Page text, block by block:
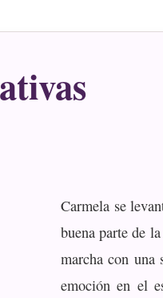
Carmela se
buena parte de
marcha con una
emoción en el